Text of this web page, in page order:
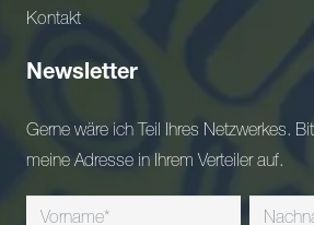
Kontakt
Newsletter
Gerne wäre ich Teil Ihres Netzwerkes.
meine Adresse in Ihrem Verteiler auf.